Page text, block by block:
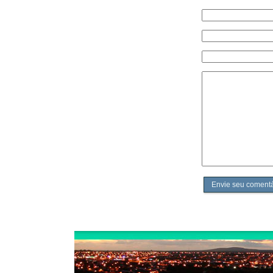
Envie seu